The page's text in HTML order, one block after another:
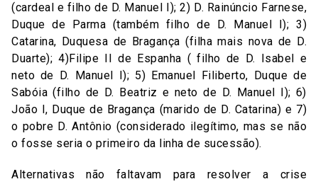
(cardeal e filho de D. Manuel I); 2) D. Rainúncio Farnese,
Duque de Parma (também filho de D. Manuel I); 3)
Catarina, Duquesa de Bragança (filha mais nova de D.
Duarte); 4)Filipe II de Espanha ( filho de D. Isabel e
neto de D. Manuel I); 5) Emanuel Filiberto, Duque de
Sabóia (filho de D. Beatriz e neto de D. Manuel I); 6)
João I, Duque de Bragança (marido de D. Catarina) e 7)
o pobre D. Antônio (considerado ilegítimo, mas se não
o fosse seria o primeiro da linha de sucessão).
Alternativas não faltavam para resolver a crise